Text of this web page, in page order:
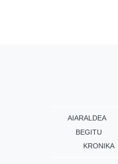
AIARALDEA
BEGITU
KRONIKA